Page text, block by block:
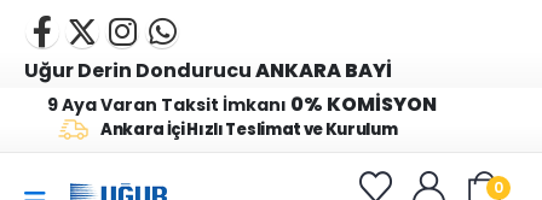
Uğur Derin DondurucuANKARA BAYİ
9 Aya Varan Taksit İmkanı 0% KOMİSYON
Ankara İçi Hızlı Teslimat ve Kurulum
0